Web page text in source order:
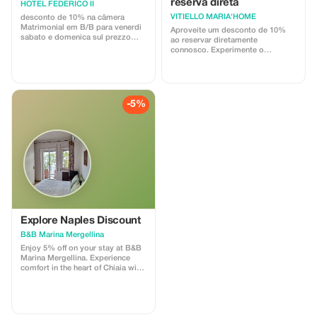
Aeroporto de Zurique (ZRH) na
classe II do Eurail, Assistência 24
horas aos nossos hóspedes
HOTEL FEDERICO II
desconto de 10% na câmera
Matrimonial em B/B para venerdi
sabato e domenica sul prezzo
reserva direta
VITIELLO MARIA'HOME
Aproveite um desconto de 10%
ao reservar diretamente
connosco. Experimente o
-5%
Explore Naples Discount
B&B Marina Mergellina
Enjoy 5% off on your stay at B&B
Marina Mergellina. Experience
comfort in the heart of Chiaia with